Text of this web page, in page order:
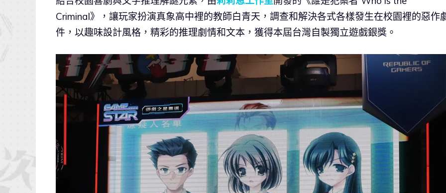
Criminal》，讓玩家扮演真象高中裡的教師白青天，調查和解決各式各樣發生在校園裡的惡作
件，以趣味設計風格，精彩的推理劇情和文本，獲得本屆台灣自製獨立遊戲銀獎。